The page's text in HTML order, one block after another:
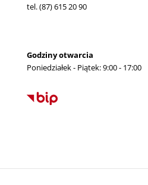
tel. (87) 615 20 90
Godziny otwarcia
Poniedziałek - Piątek: 9:00 - 17:00